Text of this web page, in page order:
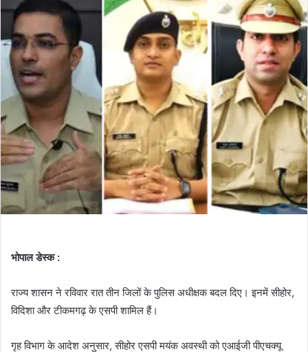
भोपाल डेस्क :
राज्य शासन ने रविवार रात तीन जिलों के पुलिस अधीक्षक बदल दिए। इनमें सीहोर,
विदिशा और टीकमगढ़ के एसपी शामिल हैं।
गृह विभाग के आदेश अनुसार, सीहोर एसपी मयंक अवस्थी को एआईजी पीएचक्यू